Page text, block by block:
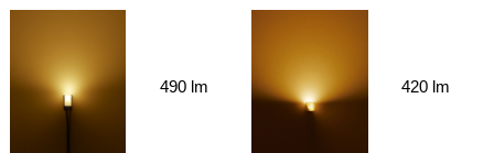
490 lm 420 lm